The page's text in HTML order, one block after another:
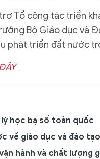
Tổ công tác triển
Bộ Giáo dục và
phát triển đất nước
học bạ số toàn quốc
về giáo dục và đào tạo
hành và chất lượng